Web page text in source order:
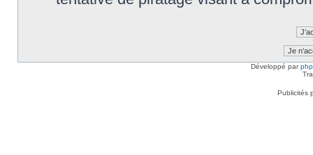
Développé par
Publicités